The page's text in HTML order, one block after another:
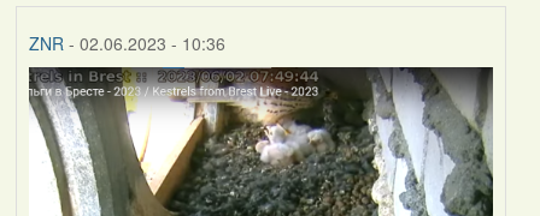
ZNR- 02.06.2023 - 10:36